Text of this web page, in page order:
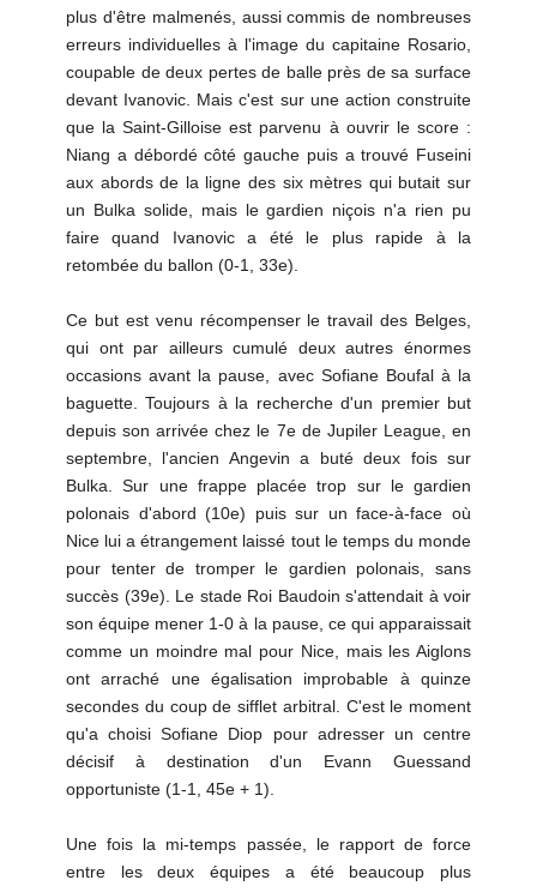
plus d'être malmenés, aussi commis de nombreuses
erreurs individuelles à l'image du capitaine Rosario,
coupable de deux pertes de balle près de sa surface
devant Ivanovic. Mais c'est sur une action construite
que la Saint-Gilloise est parvenu à ouvrir le score :
Niang a débordé côté gauche puis a trouvé Fuseini
aux abords de la ligne des six mètres qui butait sur
un Bulka solide, mais le gardien niçois n'a rien pu
faire quand Ivanovic a été le plus rapide à la
retombée du ballon (0-1, 33e).
Ce but est venu récompenser le travail des Belges,
qui ont par ailleurs cumulé deux autres énormes
occasions avant la pause, avec Sofiane Boufal à la
baguette. Toujours à la recherche d'un premier but
depuis son arrivée chez le 7e de Jupiler League, en
septembre, l'ancien Angevin a buté deux fois sur
Bulka. Sur une frappe placée trop sur le gardien
polonais d'abord (10e) puis sur un face-à-face où
Nice lui a étrangement laissé tout le temps du monde
pour tenter de tromper le gardien polonais, sans
succès (39e). Le stade Roi Baudoin s'attendait à voir
son équipe mener 1-0 à la pause, ce qui apparaissait
comme un moindre mal pour Nice, mais les Aiglons
ont arraché une égalisation improbable à quinze
secondes du coup de sifflet arbitral. C'est le moment
qu'a choisi Sofiane Diop pour adresser un centre
décisif à destination d'un Evann Guessand
opportuniste (1-1, 45e + 1).
Une fois la mi-temps passée, le rapport de force
entre les deux équipes a été beaucoup plus